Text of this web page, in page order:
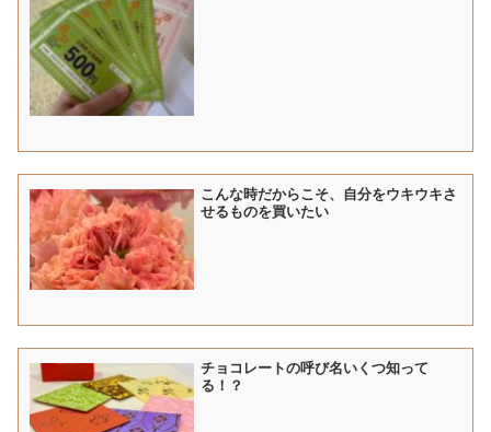
こんな時だからこそ、自分をウキウキさ
せるものを買いたい
チョコレートの呼び名いくつ知って
る！？